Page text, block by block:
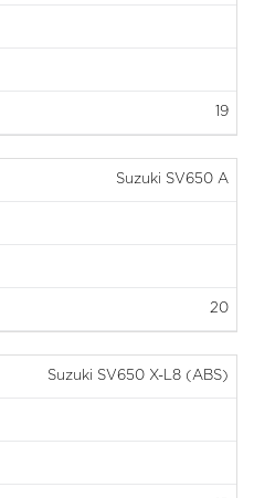
19
Suzuki SV650 A
20
Suzuki SV650 X-L8 (ABS)